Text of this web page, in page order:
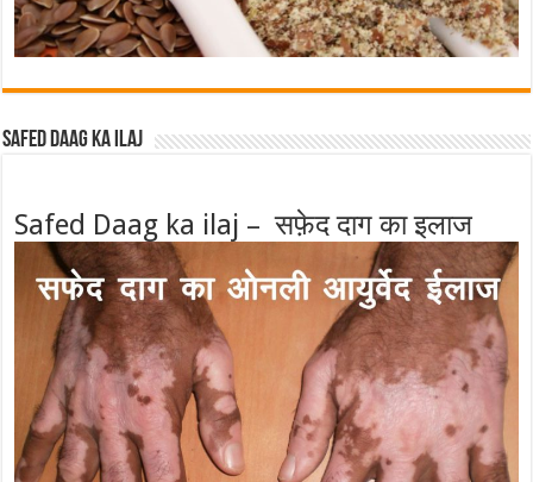
Safed Daag ka ilaj
Safed Daag ka ilaj – सफ़ेद दाग का इलाज